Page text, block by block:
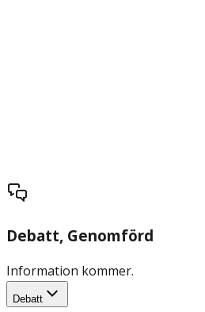
Debatt, Genomförd
Information kommer.
Debatt